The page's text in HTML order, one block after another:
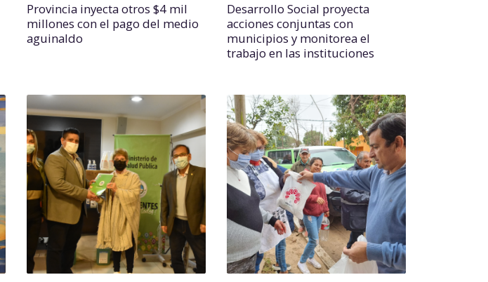
Provincia inyecta otros $4 mil
millones con el pago del medio
aguinaldo
Desarrollo Social proyecta
acciones conjuntas con
municipios y monitorea el
trabajo en las instituciones